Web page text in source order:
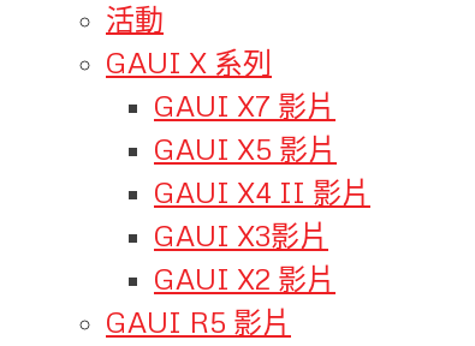
活動
GAUI X 系列
GAUI X7 影片
GAUI X5 影片
GAUI X4 II 影片
GAUI X3影片
GAUI X2 影片
GAUI R5 影片